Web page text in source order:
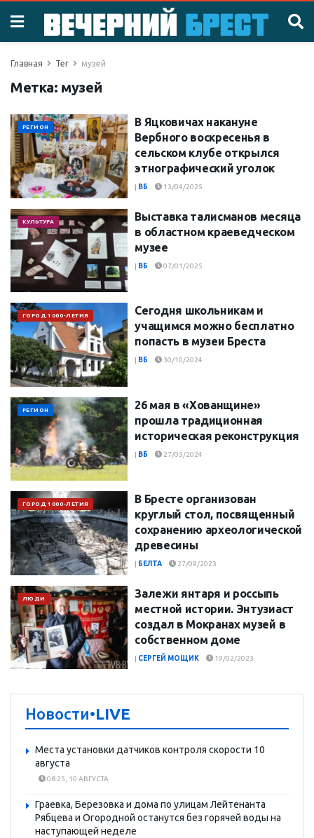
Главная Тег музей
Метка: музей
РЕГИОН
В Яцковичах накануне
Вербного воскресенья в
сельском клубе открылся
этнографический уголок
| ВБ 13/04/2025
КУЛЬТУРА
Выставка талисманов месяца
в областном краеведческом
музее
| ВБ 07/01/2025
ГОРОД 1000-ЛЕТИЯ
Сегодня школьникам и
учащимся можно бесплатно
попасть в музеи Бреста
| ВБ 30/10/2024
РЕГИОН
26 мая в «Хованщине»
прошла традиционная
историческая реконструкция
| ВБ 27/05/2024
ГОРОД 1000-ЛЕТИЯ
В Бресте организован
круглый стол, посвященный
сохранению археологической
древесины
| БЕЛТА 27/09/2023
ЛЮДИ
Залежи янтаря и россыпь
местной истории. Энтузиаст
создал в Мокранах музей в
собственном доме
| СЕРГЕЙ МОЩИК 19/02/2023
Новости•LIVE
Места установки датчиков контроля скорости 10
августа
08:25, 10 АВГУСТА
Граевка, Березовка и дома по улицам Лейтенанта
Рябцева и Огородной останутся без горячей воды на
наступающей неделе